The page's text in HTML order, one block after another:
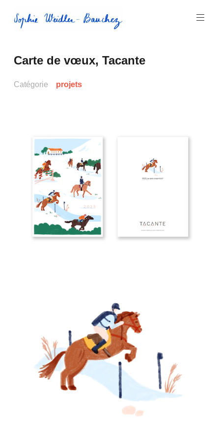
au
contenu
Sophie
Weidler-
Bauchez
Carte de vœux, Tacante
Catégorie projets